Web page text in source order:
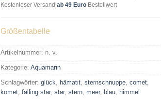
Kostenloser Versand ab 49 Euro Bestellwert
Größentabelle
Artikelnummer: n. v.
Kategorie: Aquamarin
Schlagwörter: glück hämatit sternschnuppe comet
komet falling star, star, stern meer, blau himmel